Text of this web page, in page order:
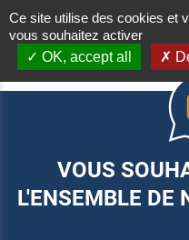
VOUS
L'ENSEMBLE DE
Ce site utilise des cookies et
vous souhaitez activer
OK, accept all